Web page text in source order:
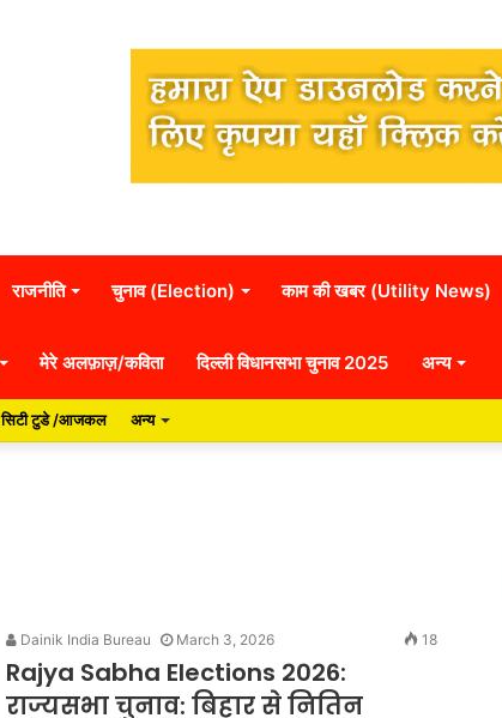
राजनीति चुनाव (Election) काम की खबर (Utility News)
मेरे अलफ़ाज़/कविता दिल्ली विधानसभा चुनाव 2025 अन्य
सिटी टुडे /आजकल अन्य
Dainik India Bureau March 3, 2026 18
Rajya Sabha Elections 2026:
राज्यसभा चुनाव: बिहार से नितिन